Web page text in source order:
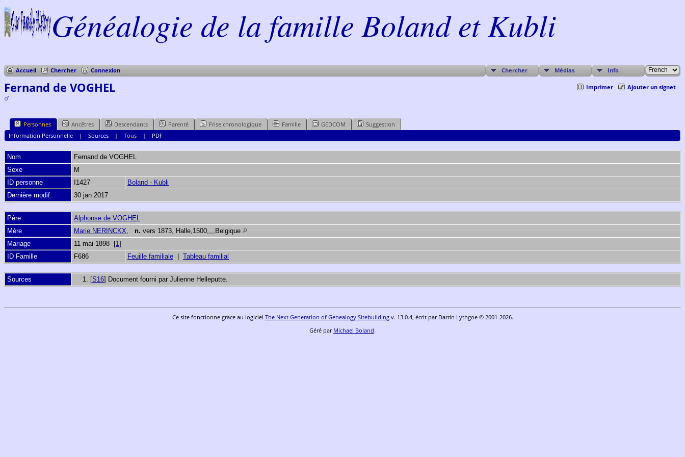
Généalogie de la famille Boland et Kubli
Accueil Chercher Connexion Chercher Médias Info
Imprimer Ajouter un signet
Fernand de VOGHEL
Personnes Ancêtres Descendants Parenté Frise chronologique Famille GEDCOM
Suggestion
Information Personnelle| Sources| Tous| PDF
Nom Fernand de VOGHEL
Sexe
M
ID personne
I1427
Boland - Kubli
Dernière modif.
30 jan 2017
Père
Alphonse de VOGHEL
Mère
Marie NERINCKX, n. vers 1873, Halle,1500,,,,Belgique
Mariage
11 mai 1898 [1]
ID Famille
F686 Feuille familiale Tableau familial
Sources [S16] Document fourni par Julienne Helleputte.
Ce site fonctionne grace au logiciel The Next Generation of Genealogy Sitebuildingv. 13.0.4, écrit par Darrin Lythgoe © 2001-2026.
Géré par Michael Boland.